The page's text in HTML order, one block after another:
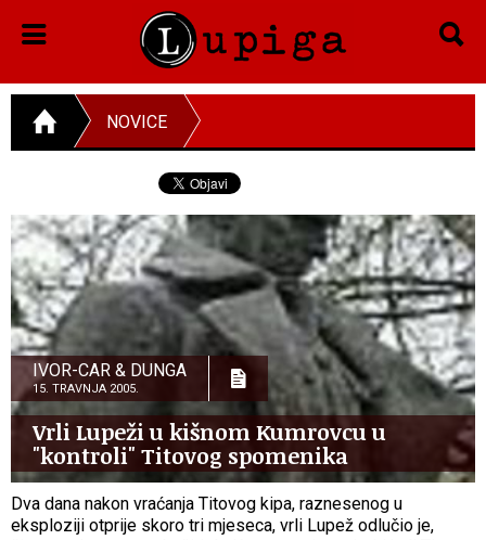
NOVICE
IVOR-CAR & DUNGA
15. TRAVNJA 2005.
Vrli Lupeži u kišnom Kumrovcu u
"kontroli" Titovog spomenika
Dva dana nakon vraćanja Titovog kipa, raznesenog u
eksploziji otprije skoro tri mjeseca, vrli Lupež odlučio je,